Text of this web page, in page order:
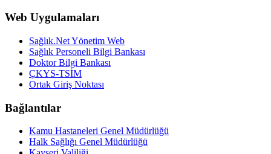
Web Uygulamaları
Sağlık.Net Yönetim Web
Sağlık Personeli Bilgi Bankası
Doktor Bilgi Bankası
ÇKYS-TSİM
Ortak Giriş Noktası
Bağlantılar
Kamu Hastaneleri Genel Müdürlüğü
Halk Sağlığı Genel Müdürlüğü